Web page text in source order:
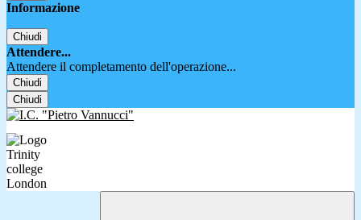
Informazione
Chiudi
Attendere...
Attendere il completamento dell'operazione...
Chiudi
Chiudi